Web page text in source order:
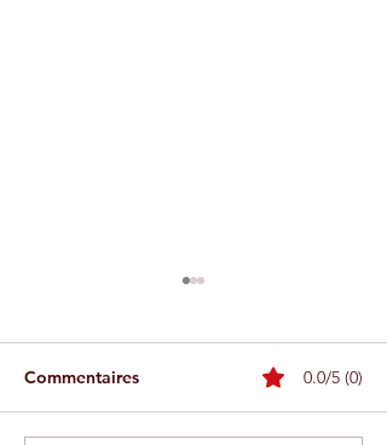
Commentaires 0.0/5 (0)